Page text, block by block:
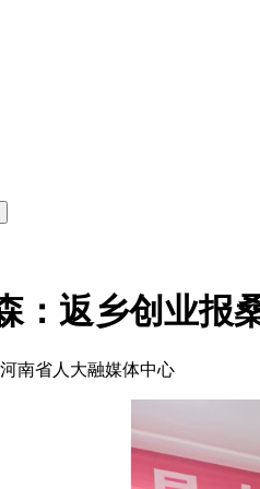
：返乡创业报
南省人大融媒体中心